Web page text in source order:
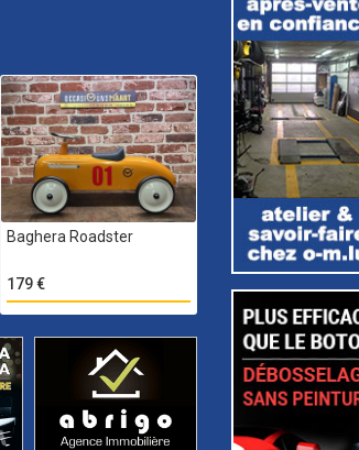
Baghera Roadster
179 €